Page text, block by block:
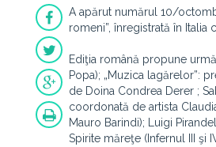
A apărut numărul 10/
romeni”, înregistrată în
Ediţia română propune
Popa); „Muzica lagărelor”:
de Doina Condrea Derer ;
coordonată de artista
Mauro Barindi); Luigi
Spirite măreţe (Infernul III şi